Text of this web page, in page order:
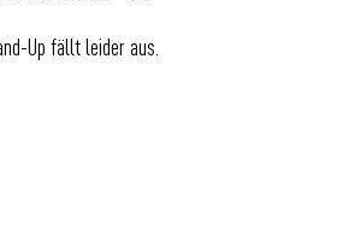
Up fällt leider aus.